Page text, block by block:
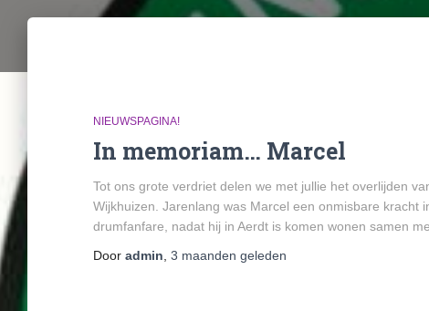
NIEUWSPAGINA!
In memoriam… Marcel
Tot ons grote verdriet delen we met jullie het overlijden
Wijkhuizen. Jarenlang was Marcel een onmisbare kracht
drumfanfare, nadat hij in Aerdt is komen wonen samen
Door admin 3 maanden geleden